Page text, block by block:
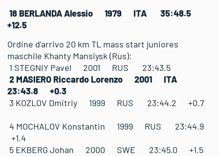
18 BERLANDA Alessio 1979 ITA 35:48.5
+12.5
Ordine d’arrivo 20 km TL mass start juniores
maschile Khanty Mansiysk (Rus):
1 STEGNIY Pavel 2001 RUS 23:43.5
2 MASIERO Riccardo Lorenzo 2001 ITA
23:43.8 +0.3
3 KOZLOV Dmitriy 1999 RUS 23:44.2 +0.7
4 MOCHALOV Konstantin 1999 RUS 23:44.9
+1.4
5 EKBERG Johan 2000 SWE 23:45.0 +1.5